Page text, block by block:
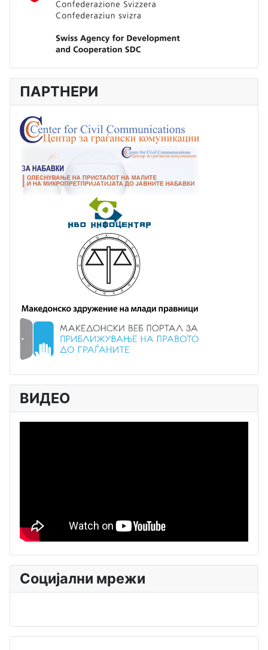
ПАРТНЕРИ
ВИДЕО
Социјални мрежи